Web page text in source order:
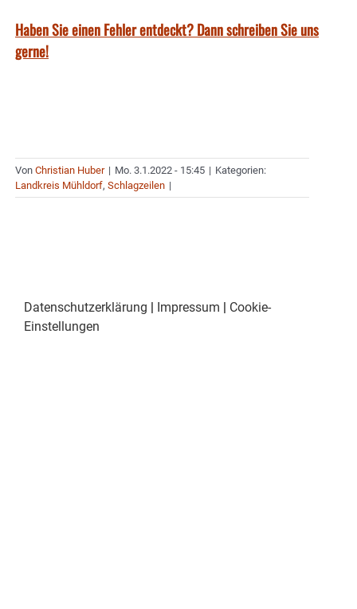
Haben Sie einen Fehler entdeckt? Dann schreiben Sie uns
gerne!
Von Christian Huber | Mo. 3.1.2022 - 15:45 | Kategorien:
Landkreis Mühldorf, Schlagzeilen |
Datenschutzerklärung Impressum
Cookie-
Einstellungen